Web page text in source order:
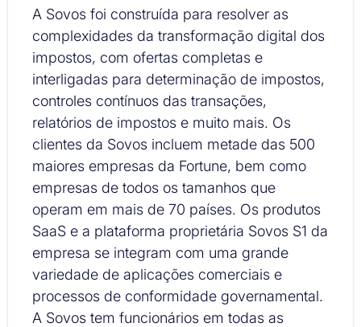
A Sovos foi construída para resolver as
complexidades da transformação digital dos
impostos, com ofertas completas e
interligadas para determinação de impostos,
controles contínuos das transações,
relatórios de impostos e muito mais. Os
clientes da Sovos incluem metade das 500
maiores empresas da Fortune, bem como
empresas de todos os tamanhos que
operam em mais de 70 países. Os produtos
SaaS e a plataforma proprietária Sovos S1 da
empresa se integram com uma grande
variedade de aplicações comerciais e
processos de conformidade governamental.
A Sovos tem funcionários em todas as